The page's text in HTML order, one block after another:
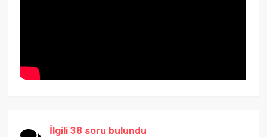
İlgili 38 soru bulundu